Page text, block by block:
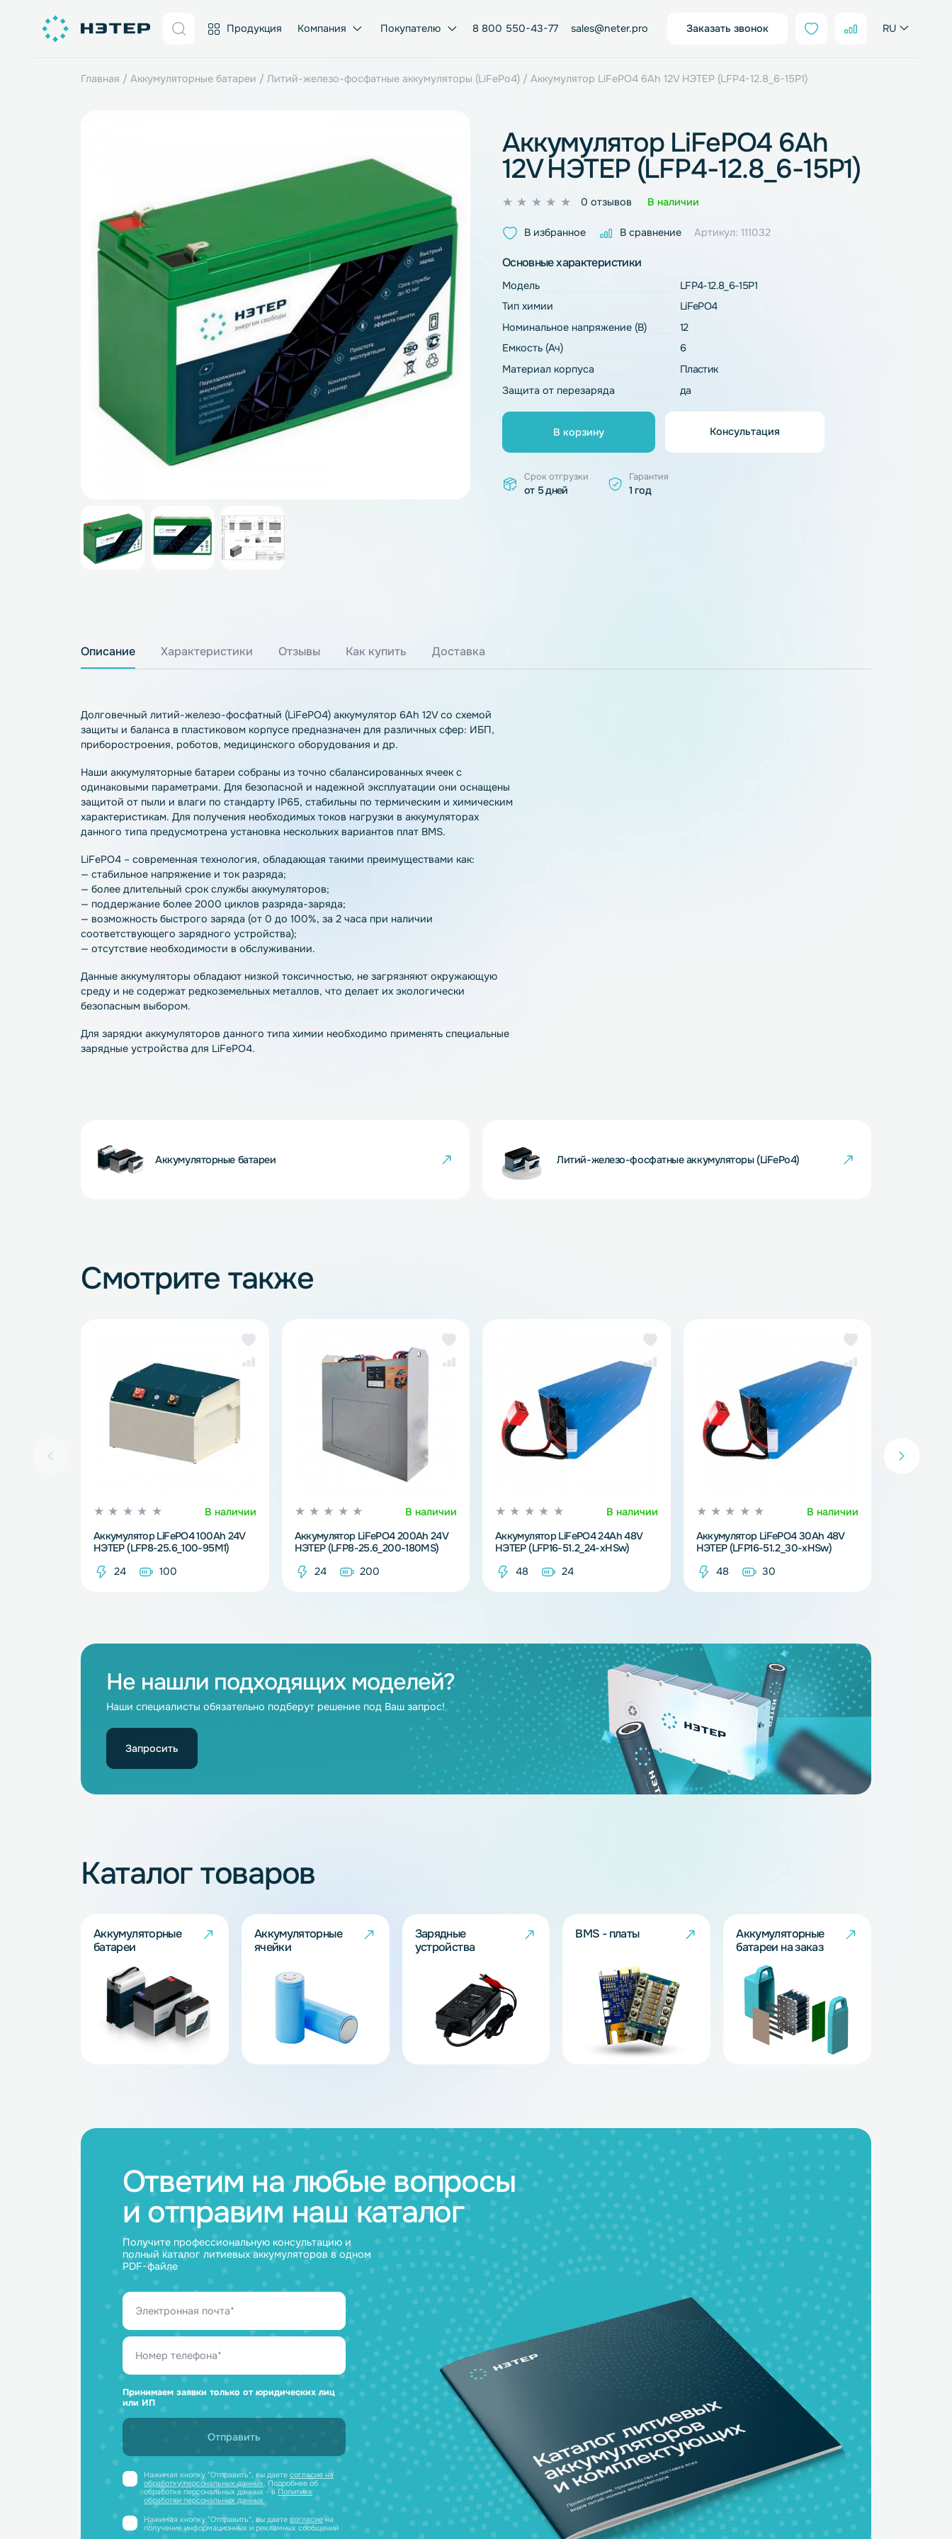
Продукция Компания Покупателю 8 800 550-43-77 sales@neter.pro Заказать звонок
Главная /Аккумуляторные батареи/Литий-железо-фосфатные аккумуляторы (LiFePo4)/ Аккумулятор LiFePO4 6Ah 12V НЭТЕР (LFP4-12.8_6-15P1)
Аккумулятор LiFePO4 6Ah
12V НЭТЕР (LFP4-12.8_6-
0
5
В избранное
Основные характеристики
Тип химии
Номинальное напряжение (В)
Емкость (Ач)
Материал корпуса
Пластик
Защита от перезаряда
да
В корзину
Описание Характеристики Отзывы Как купить Доставка
Долговечный литий-железо-фосфатный (LiFePO4) аккумулятор 6Ah 12V со схемой
защиты и баланса в пластиковом корпусе предназначен для различных сфер: ИБП,
приборостроения, роботов, медицинского оборудования и др.
Наши аккумуляторные батареи собраны из точно сбалансированных ячеек с
одинаковыми параметрами. Для безопасной и надежной эксплуатации они оснащены
защитой от пыли и влаги по стандарту IP65, стабильны по термическим и химическим
характеристикам. Для получения необходимых токов нагрузки в аккумуляторах
данного типа предусмотрена установка нескольких вариантов плат BMS.
LiFePO4 – современная технология, обладающая такими преимуществами как:
— стабильное напряжение и ток разряда;
— более длительный срок службы аккумуляторов;
— поддержание более 2000 циклов разряда-заряда;
соответствующего зарядного устройства);
— отсутствие необходимости в обслуживании.
Для зарядки аккумуляторов данного типа химии необходимо применять специальные
зарядные устройства для LiFePO4.
Аккумуляторные батареи
Смотрите также
В наличии
Аккумулятор LiFePO4 100Ah 24V
24
100
В наличии
Аккумулятор LiFePO4 200Ah 24V
НЭТЕР (LFP8-25.6_200-180MS)
200
В наличии
Аккумулятор LiFePO4 24Ah 48V
НЭТЕР (LFP16-51.2_24-xHSw)
48
Аккумулятор LiFePO4 30Ah 48V
НЭТЕР (LFP16-51.2_30-xHSw)
Не нашли подходящих моделей?
Запросить
Аккумуляторные
Аккумуляторные
ячейки
Зарядные
устройства
BMS - платы
Аккумуляторные
батареи на заказ
Ответим на любые вопросы
и отправим наш каталог
Получите профессиональную консультацию и
полный каталог литиевых аккумуляторов в одном
PDF-файле